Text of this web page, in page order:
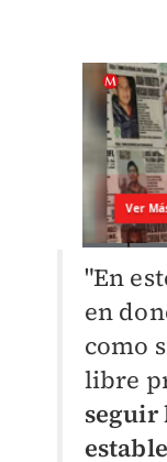
"En
en
como
libre
seguir